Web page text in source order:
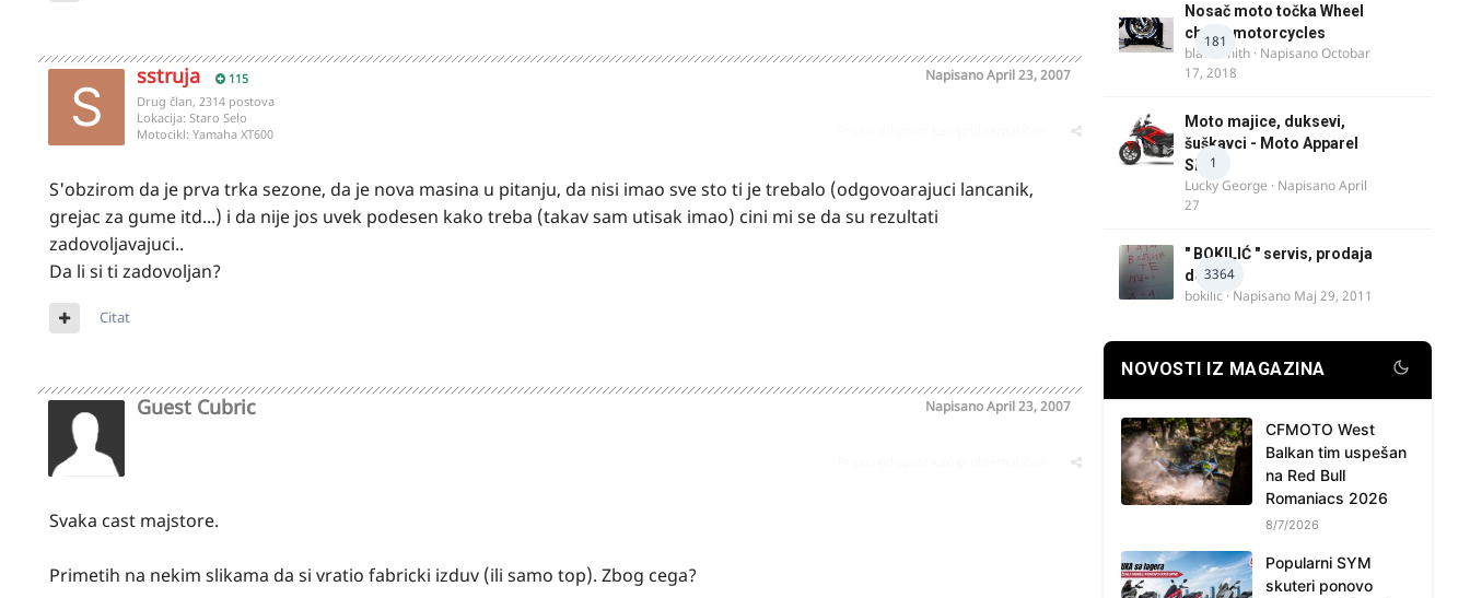
sstruja 115 NapisanoApril 23, 2007
Drug član, 2314 postova
Lokacija: Staro Selo
Motocikl: Yamaha XT600
S'obzirom da je prva trka sezone, da je nova masina u pitanju, da nisi imao sve sto ti je trebalo (odgovoarajuci lancanik,
grejac za gume itd...) i da nije jos uvek podesen kako treba (takav sam utisak imao) cini mi se da su rezultati
zadovoljavajuci..
Da li si ti zadovoljan?
Citat
Guest Cubric NapisanoApril 23, 2007
Svaka cast majstore.
Primetih na nekim slikama da si vratio fabricki izduv (ili samo top). Zbog cega?
181
Nosač moto točka Wheel
chock motorcycles
blacksmith · NapisanoOctobar
17, 2018
1
Moto majice, duksevi,
šuškavci - Moto Apparel
SRB
Lucky George · NapisanoApril
27
3364
" BOKILIĆ " servis, prodaja
delova
bokilic · Napisano Maj 29, 2011
NOVOSTI IZ MAGAZINA
CFMOTO West
Balkan tim uspešan
na Red Bull
Romaniacs 2026
8/7/2026
Popularni SYM
skuteri ponovo